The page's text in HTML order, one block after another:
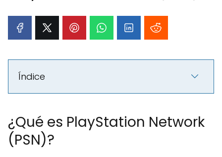
Índice
¿Qué es PlayStation Network
(PSN)?